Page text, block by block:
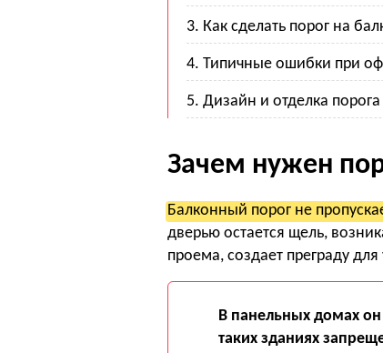
Как сделать порог на
Типичные ошибки при
Дизайн и отделка
Зачем нужен
Балконный порог не
дверью остается щель,
проема, создает преграду
В панельных домах
таких зданиях